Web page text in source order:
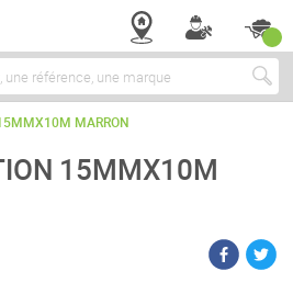
Chercher
MARRON
15MMX10M